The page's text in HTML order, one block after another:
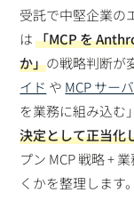
受託で中堅企業の
は「MCP を
か」の戦略判断が
イド や MCP サー
を業務に組み込む
決定として正当化
プン MCP 戦略 +
くかを整理します。